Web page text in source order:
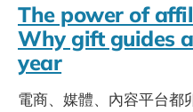
The power of
Why gift guides
year
電商、媒體、內容平台都